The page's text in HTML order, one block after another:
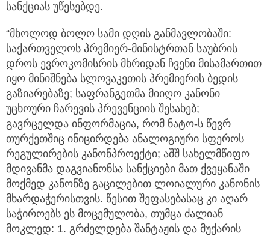
სანქციას უწესებდე.
“მხოლოდ ბოლო სამი დღის განმავლობაში:
საქართველოს პრემიერ-მინისტრთან საუბრის
დროს ევროკომისრის მხრიდან ჩვენი მისამართით
იყო მინიშნება სლოვაკეთის პრემიერის ბედის
გაზიარებაზე; საფრანგეთმა მიიღო კანონი
უცხოური ჩარევის პრევენციის შესახებ;
გავრცელდა ინფორმაცია, რომ ნატო-ს წევრ
თურქეთშიც ინიცირდება ანალოგიური სფეროს
რეგულირების კანონპროექტი; აშშ სახელმწიფო
მდივანმა დაგვიანონსა სანქციები მათ ქვეყანაში
მოქმედ კანონზე გაცილებით ლოიალური კანონის
მხარდაჭერისთვის. წესით შეფასებასაც კი აღარ
საჭიროებს ეს მოცემულობა, თუმცა ძალიან
მოკლედ: 1. გრძელდება შანტაჟის და მუქარის